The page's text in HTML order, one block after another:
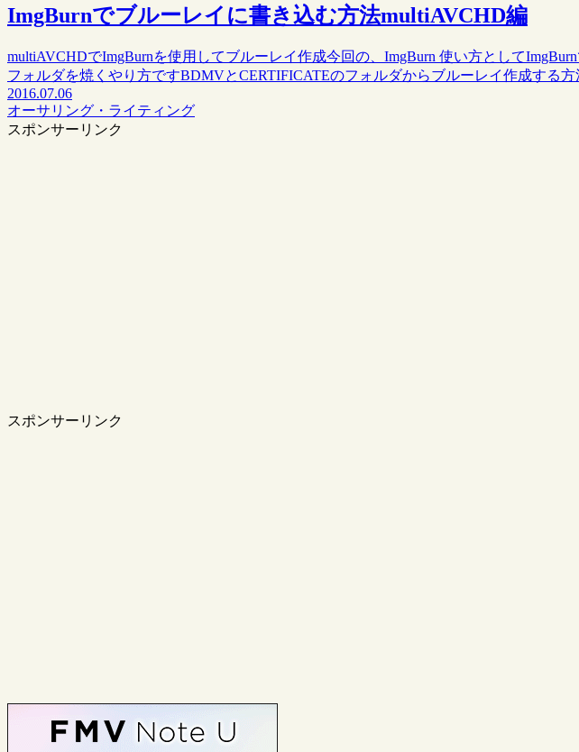
ImgBurnでブルーレイに書き込む方法multiAVCHD編
multiAVCHDでImgBurnを使用してブルーレイ作成今回の、ImgBurn 使い方として
フォルダを焼くやり方ですBDMVとCERTIFICATEのフォルダからブルーレイ作成する方
2016.07.06
オーサリング・ライティング
スポンサーリンク
スポンサーリンク